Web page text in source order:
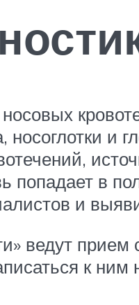
носоглотки и
попадает в
и
ведут
к ним